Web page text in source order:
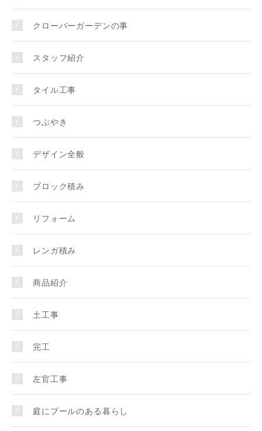
クローバーガーデンの事
スタッフ紹介
タイル工事
つぶやき
デザイン全般
ブロック積み
リフォーム
レンガ積み
商品紹介
土工事
完工
左官工事
庭にプールのある暮らし